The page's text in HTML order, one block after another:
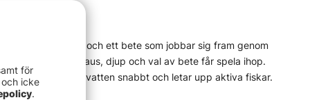
eller multirulle, och ett bete som jobbar sig fram genom
— när fart, paus, djup och val av bete får spela ihop.
att betet täcker vatten snabbt och letar upp aktiva fiskar.
vatten och hur fisken står. Rätt verktyg gör jobbet lättare,
för
icke
.